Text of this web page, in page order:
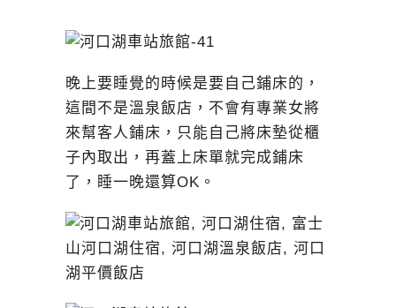
晚上要睡覺的時候是要自己鋪床的，
這間不是溫泉飯店，不會有專業女將
來幫客人鋪床，只能自己將床墊從櫃
子內取出，再蓋上床單就完成鋪床
了，睡一晚還算OK。